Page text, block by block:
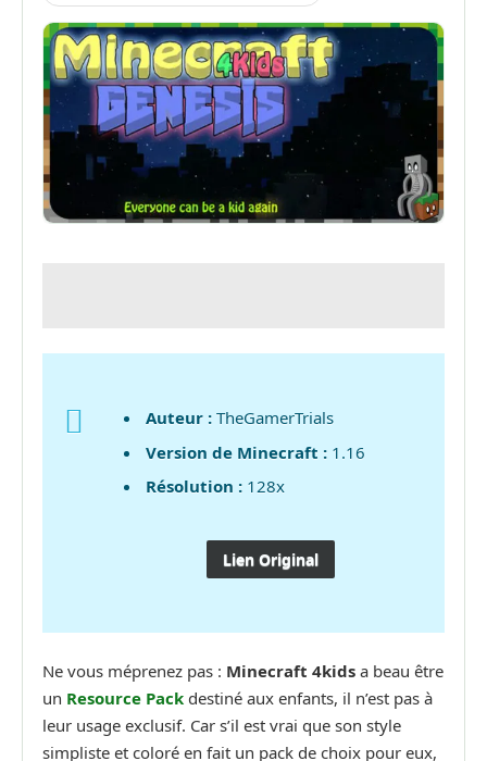
Auteur : TheGamerTrials
Version de Minecraft : 1.16
Résolution : 128x
Lien Original
Ne vous méprenez pas : Minecraft 4kids a beau être
un Resource Pack destiné aux enfants, il n’est pas à
leur usage exclusif. Car s’il est vrai que son style
simpliste et coloré en fait un pack de choix pour eux,